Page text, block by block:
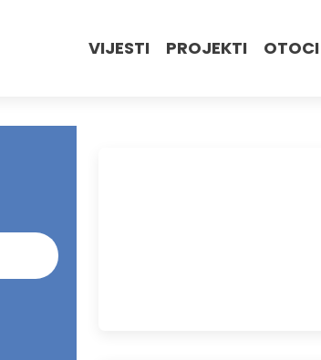
VIJESTI PROJEKTI OTOCI